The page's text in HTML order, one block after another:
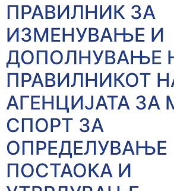
ПРАВИЛНИК ЗА
ИЗМЕНУВАЊЕ И
ДОПОЛНУВАЊЕ
ПРАВИЛНИКОТ
АГЕНЦИЈАТА ЗА
СПОРТ ЗА
ОПРЕДЕЛУВАЊЕ
ПОСТАОКА И